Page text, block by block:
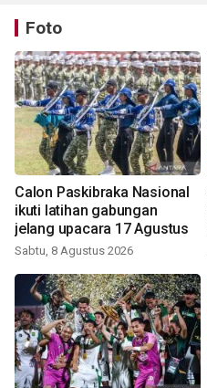
Foto
Calon Paskibraka Nasional
ikuti latihan gabungan
jelang upacara 17 Agustus
Sabtu, 8 Agustus 2026